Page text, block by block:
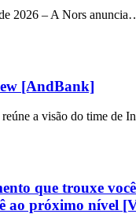
2026 – A Nors
[AndBank]
a visão do time de
que trouxe
ao próximo nível